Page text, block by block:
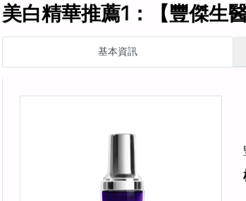
美白精華推薦1：【豐傑生
基本資訊